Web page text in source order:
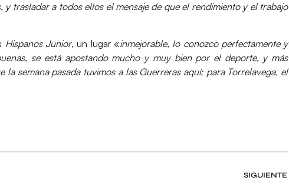
y trasladar a todos ellos el mensaje de que el rendimiento y el trabajo
Hispanos Junior, un lugar «inmejorable, lo conozco perfectamente y
se está apostando mucho y muy bien por el deporte, y más
semana pasada tuvimos a las Guerreras aquí; para Torrelavega, el
SIGUIENTE